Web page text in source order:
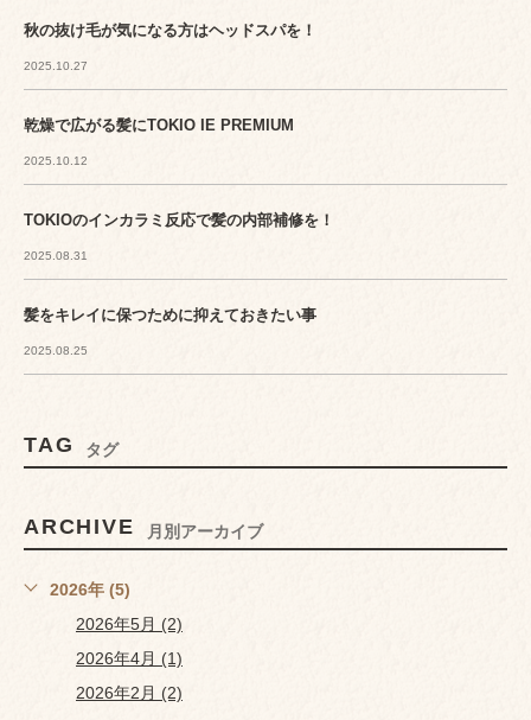
秋の抜け毛が気になる方はヘッドスパを！
2025.10.27
乾燥で広がる髪にTOKIO IE PREMIUM
2025.10.12
TOKIOのインカラミ反応で髪の内部補修を！
2025.08.31
髪をキレイに保つために抑えておきたい事
2025.08.25
TAG タグ
ARCHIVE 月別アーカイブ
2026年 (5)
2026年5月 (2)
2026年4月 (1)
2026年2月 (2)